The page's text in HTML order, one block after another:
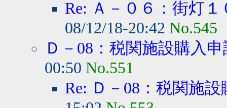
Re: Ａ－０６：街灯
08/12/18-20:42 No.545
Ｄ－08：税関施設購入申
00:50 No.551
Re: Ｄ－08：税関施